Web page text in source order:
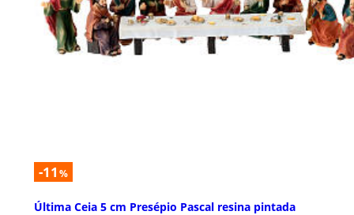
-11 %
Última Ceia 5 cm Presépio Pascal resina pintada